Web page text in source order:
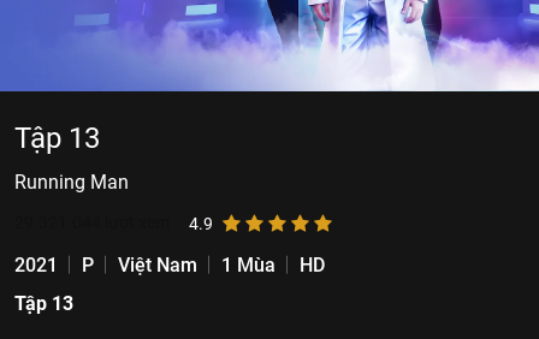
Tập 13
Running Man
4.9
2021 P Việt Nam 1 Mùa
HD
Tập 13